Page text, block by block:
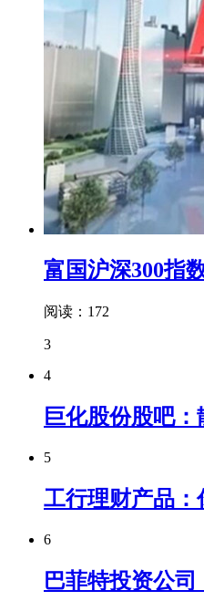
富国沪深300指
阅读：172
3
4
巨化股份股吧：
5
工行理财产品：
6
巴菲特投资公司